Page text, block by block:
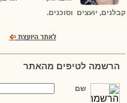
קבלנים, יועצים וסוכנים.
הרשמה לטיפים מהאתר
שם